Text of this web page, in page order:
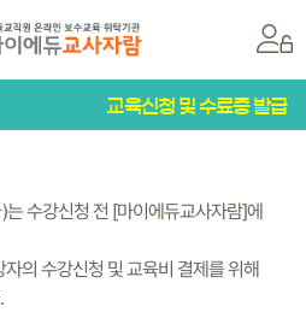
교육신청 및 수료증 발급
수강신청 전 [마이에듀교사자람]에
의 수강신청 및 교육비 결제를 위해